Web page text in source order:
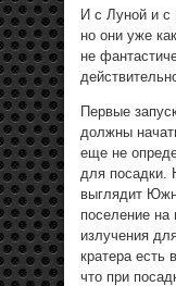
И с Луной и
но они уже
не
Первые
должны
еще не
для посадки.
выглядит
поселение на
излучения
кратера есть
что при